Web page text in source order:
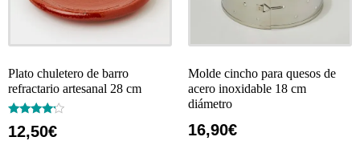
Plato chuletero de barro
refractario artesanal 28 cm
Valorado
con
12,50€
Molde cincho para quesos de
acero inoxidable 18 cm
diámetro
16,90€